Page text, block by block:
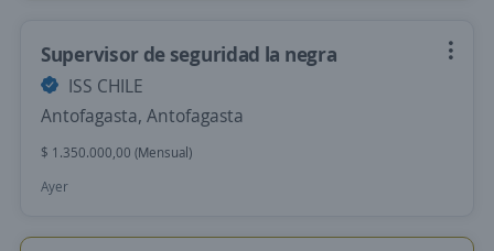
Supervisor de seguridad la negra
ISS CHILE
Antofagasta, Antofagasta
$ 1.350.000,00 (Mensual)
Ayer